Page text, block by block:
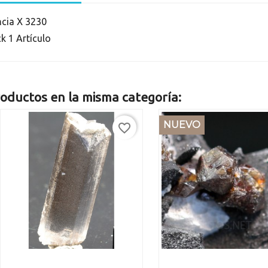
X 3230
1 Artículo
en la misma categoría:
favorite_border NUEVO